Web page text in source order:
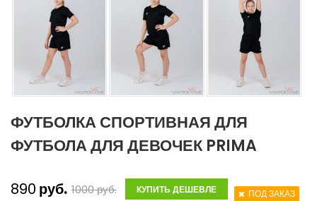
ФУТБОЛКА СПОРТИВНАЯ ДЛЯ
ФУТБОЛА ДЛЯ ДЕВОЧЕК PRIMA
890 руб. 1000руб. КУПИТЬ ДЕШЕВЛЕ ПОД ЗАКАЗ